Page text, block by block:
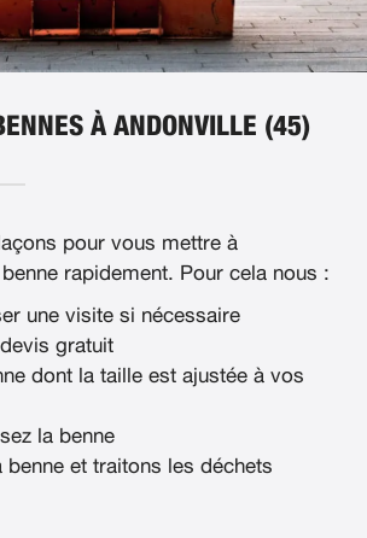
À ANDONVILLE (45)
pour vous mettre à
rapidement. Pour cela nous :
une visite si nécessaire
gratuit
dont la taille est ajustée à vos
la benne
benne et traitons les déchets